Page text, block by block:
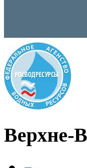
Верхне-